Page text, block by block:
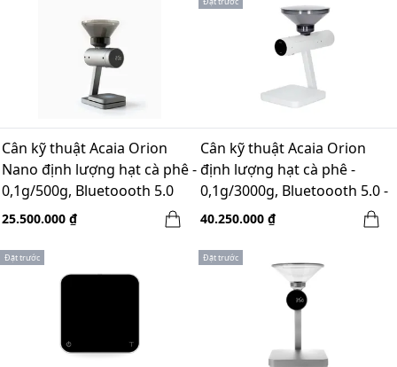
Cân kỹ thuật Acaia Orion
Nano định lượng hạt cà phê -
0,1g/500g, Bluetoooth 5.0
25.500.000 ₫
Cân kỹ thuật Acaia Orion
định lượng hạt cà phê -
0,1g/3000g, Bluetoooth 5.0 -
Màu Trắng
40.250.000 ₫
Đặt trước Đặt trước